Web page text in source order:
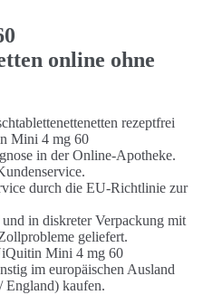
online ohne
rezeptfrei
Mini 4 mg 60
in der Online-Apotheke.
durch die EU-Richtlinie zur
in diskreter Verpackung mit
geliefert.
Mini 4 mg 60
im europäischen Ausland
England) kaufen.